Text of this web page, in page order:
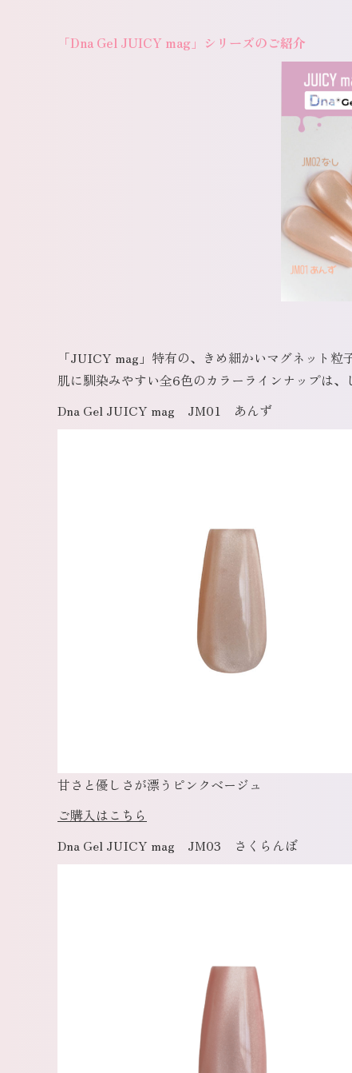
「Dna Gel JUICY mag」シリーズのご紹介
「JUICY mag」特有の、きめ細かいマグネット粒
肌に馴染みやすい全6色のカラーラインナップは
Dna Gel JUICY mag JM01 あんず
甘さと優しさが漂うピンクベージュ
ご購入はこちら
Dna Gel JUICY mag JM03 さくらんぼ